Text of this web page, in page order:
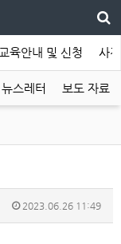
교육안내 및 신청 사
뉴스레터 보도 자료
2023.06.26 11:49